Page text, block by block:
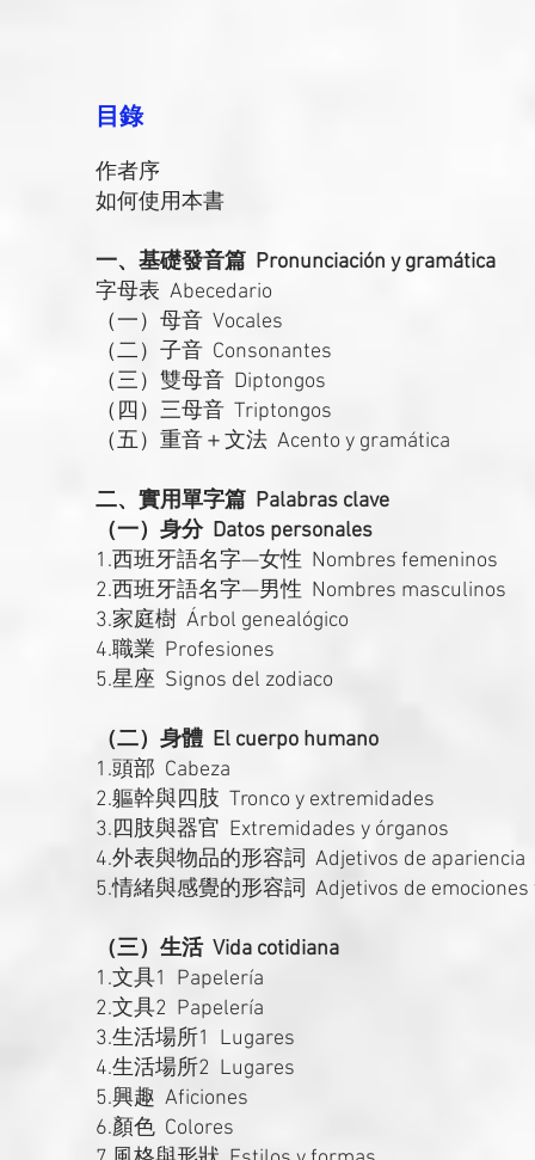
目錄
作者序
如何使用本書
一、基礎發音篇 Pronunciación y gramática
字母表 Abecedario
（一）母音 Vocales
（二）子音 Consonantes
（三）雙母音 Diptongos
（四）三母音 Triptongos
（五）重音＋文法 Acento y gramática
二、實用單字篇 Palabras clave
（一）身分 Datos personales
1.西班牙語名字—女性 Nombres femeninos
2.西班牙語名字—男性 Nombres masculinos
3.家庭樹 Árbol genealógico
4.職業 Profesiones
5.星座 Signos del zodiaco
（二）身體 El cuerpo humano
1.頭部 Cabeza
2.軀幹與四肢 Tronco y extremidades
3.四肢與器官 Extremidades y órganos
4.外表與物品的形容詞 Adjetivos de apariencia
5.情緒與感覺的形容詞 Adjetivos de
（三）生活 Vida cotidiana
1.文具1 Papelería
2.文具2 Papelería
3.生活場所1 Lugares
4.生活場所2 Lugares
5.興趣 Aficiones
6.顏色 Colores